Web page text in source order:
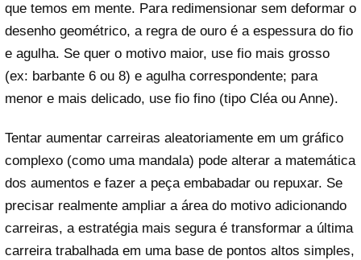
que temos em mente. Para redimensionar sem deformar o
desenho geométrico, a regra de ouro é a espessura do fio
e agulha. Se quer o motivo maior, use fio mais grosso
(ex: barbante 6 ou 8) e agulha correspondente; para
menor e mais delicado, use fio fino (tipo Cléa ou Anne).
Tentar aumentar carreiras aleatoriamente em um gráfico
complexo (como uma mandala) pode alterar a matemática
dos aumentos e fazer a peça embabadar ou repuxar. Se
precisar realmente ampliar a área do motivo adicionando
carreiras, a estratégia mais segura é transformar a última
carreira trabalhada em uma base de pontos altos simples,